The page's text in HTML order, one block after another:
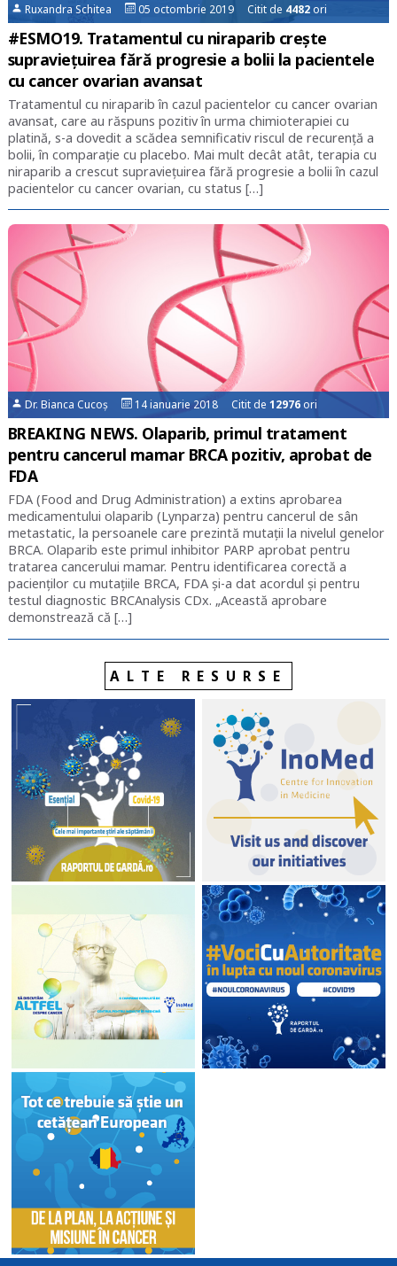
Ruxandra Schitea 05 octombrie 2019 Citit de 4482ori
#ESMO19. Tratamentul cu niraparib crește
supraviețuirea fără progresie a bolii la pacientele
cu cancer ovarian avansat
Tratamentul cu niraparib în cazul pacientelor cu cancer ovarian
avansat, care au răspuns pozitiv în urma chimioterapiei cu
platină, s-a dovedit a scădea semnificativ riscul de recurență a
bolii, în comparație cu placebo. Mai mult decât atât, terapia cu
niraparib a crescut supraviețuirea fără progresie a bolii în cazul
pacientelor cu cancer ovarian, cu status […]
Dr. Bianca Cucoș 14 ianuarie 2018 Citit de12976 ori
BREAKING NEWS. Olaparib, primul tratament
pentru cancerul mamar BRCA pozitiv, aprobat de
FDA
FDA (Food and Drug Administration) a extins aprobarea
medicamentului olaparib (Lynparza) pentru cancerul de sân
metastatic, la persoanele care prezintă mutații la nivelul genelor
BRCA. Olaparib este primul inhibitor PARP aprobat pentru
tratarea cancerului mamar. Pentru identificarea corectă a
pacienților cu mutațiile BRCA, FDA și-a dat acordul și pentru
testul diagnostic BRCAnalysis CDx. „Această aprobare
demonstrează că […]
ALTE RESURSE